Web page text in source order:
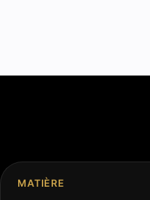
MATIÈRE